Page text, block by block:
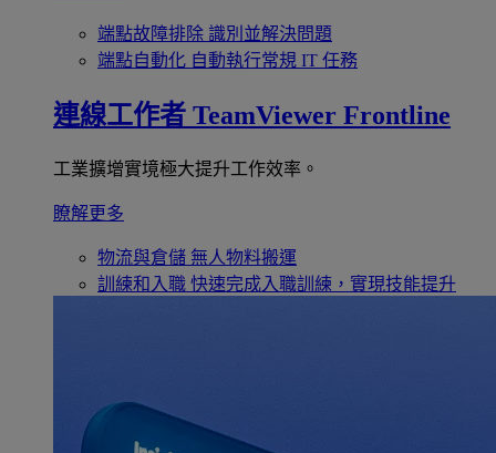
端點故障排除 識別並解決問題
端點自動化 自動執行常規 IT 任務
連線工作者 TeamViewer Frontline
工業擴增實境極大提升工作效率。
瞭解更多
物流與倉儲 無人物料搬運
訓練和入職 快速完成入職訓練，實現技能提升